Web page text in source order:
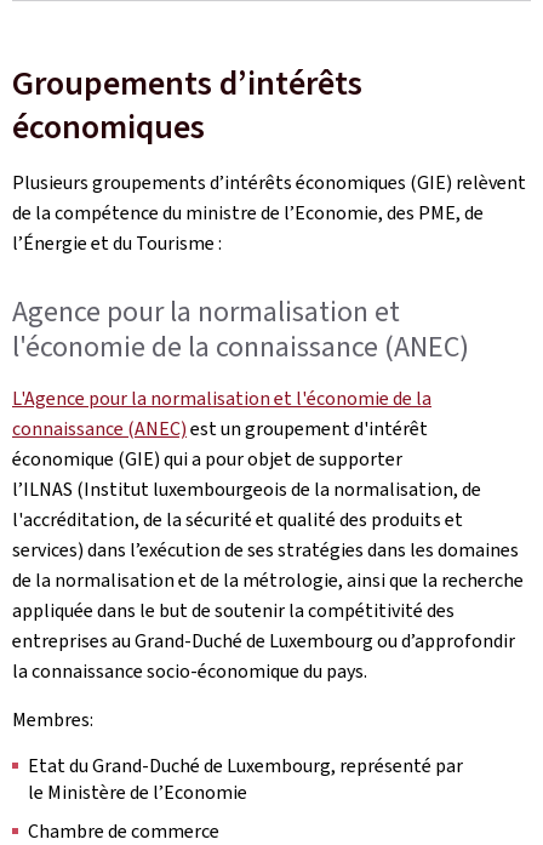
Groupements d’intérêts
économiques
Plusieurs groupements d’intérêts économiques (GIE) relèvent
de la compétence du ministre de l’Economie, des PME, de
l’Énergie et du Tourisme :
Agence pour la normalisation et
l'économie de la connaissance (ANEC)
L'Agence pour la normalisation et l'économie de la
connaissance (ANEC)est un groupement d'intérêt
économique (GIE) qui a pour objet de supporter
l’ILNAS (Institut luxembourgeois de la normalisation, de
l'accréditation, de la sécurité et qualité des produits et
services) dans l’exécution de ses stratégies dans les domaines
de la normalisation et de la métrologie, ainsi que la recherche
appliquée dans le but de soutenir la compétitivité des
entreprises au Grand-Duché de Luxembourg ou d’approfondir
la connaissance socio-économique du pays.
Membres:
Etat du Grand-Duché de Luxembourg, représenté par
le Ministère de l’Economie
Chambre de commerce